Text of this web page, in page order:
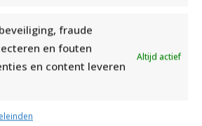
fraude
en fouten
en content leveren
Altijd actief